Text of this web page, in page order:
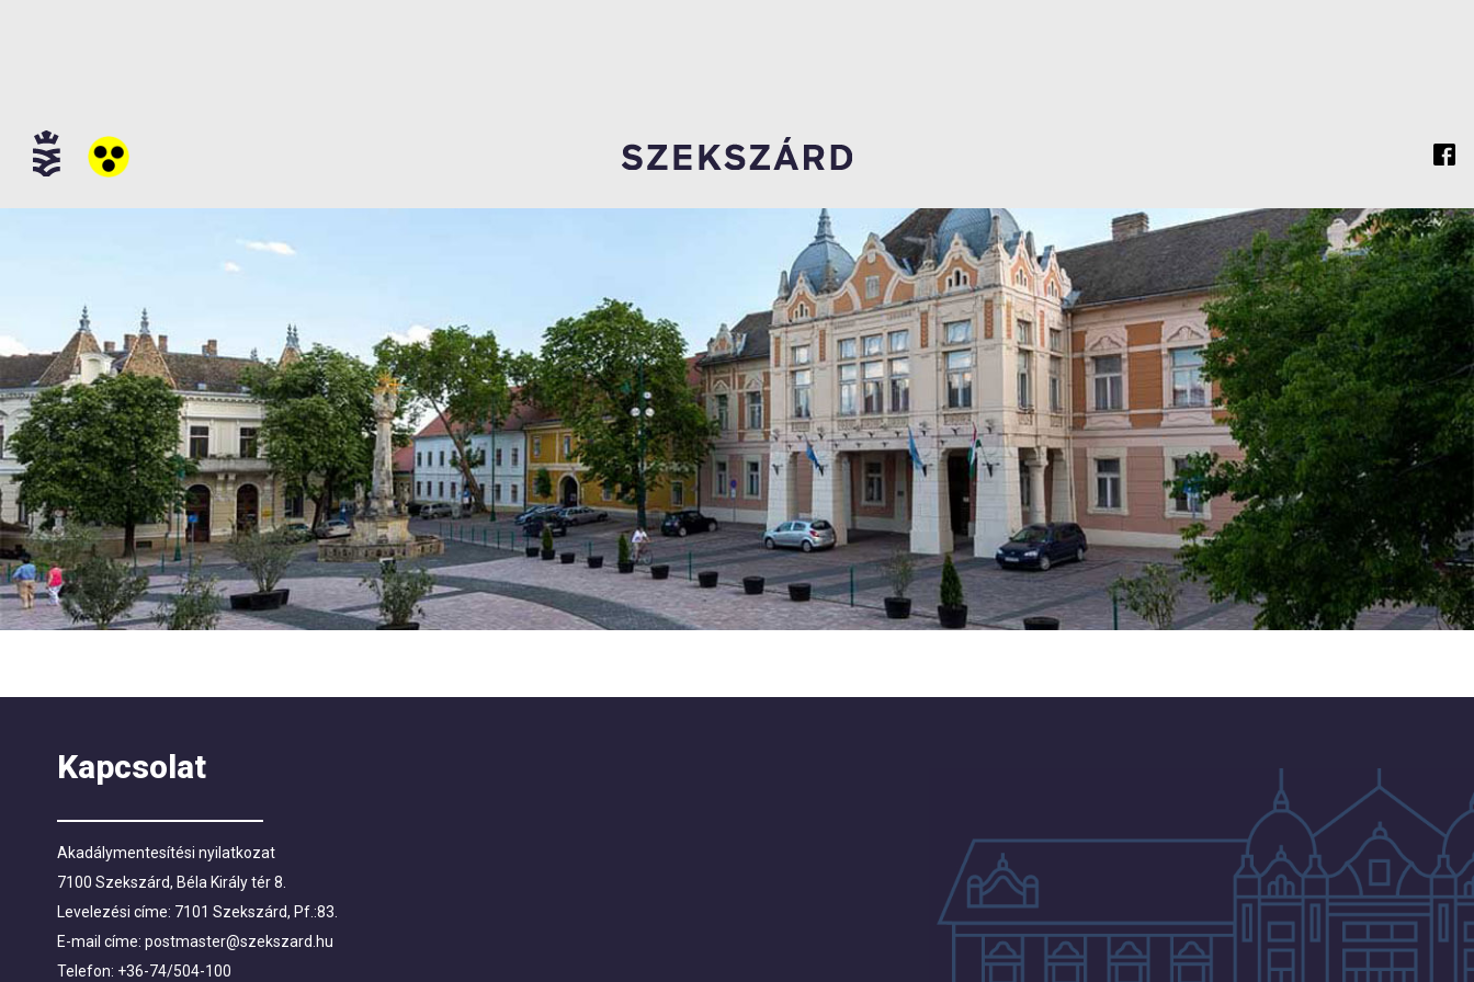
Kapcsolat
Akadálymentesítési nyilatkozat
7100 Szekszárd, Béla Király tér 8.
Levelezési címe: 7101 Szekszárd, Pf.:83.
E-mail címe: postmaster@szekszard.hu
Telefon: +36-74/504-100